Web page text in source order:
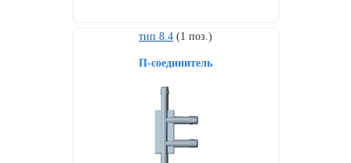
тип 8.4 (1 поз.)
П-соединитель